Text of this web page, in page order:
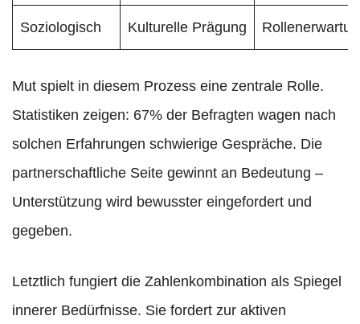
Soziologisch Kulturelle Prägung
Mut spielt in diesem Prozess eine zentrale Rolle.
Statistiken zeigen: 67% der Befragten wagen nach
solchen Erfahrungen schwierige Gespräche. Die
partnerschaftliche Seite gewinnt an Bedeutung –
Unterstützung wird bewusster eingefordert und
gegeben.
Letztlich fungiert die Zahlenkombination als Spiegel
innerer Bedürfnisse. Sie fordert zur aktiven